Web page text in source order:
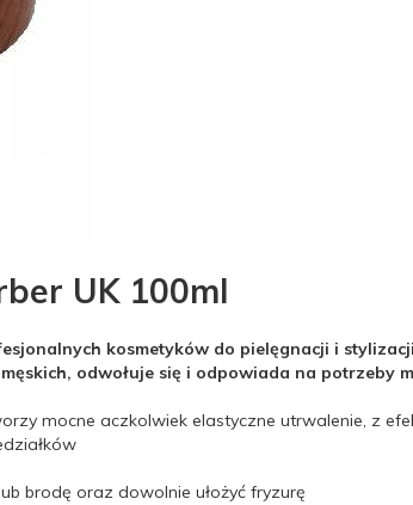
UK 100ml
kosmetyków do pielęgnacji i
odwołuje się i odpowiada na potrzeby
mocne aczkolwiek elastyczne utrwalenie, z
brodę oraz dowolnie ułożyć fryzurę